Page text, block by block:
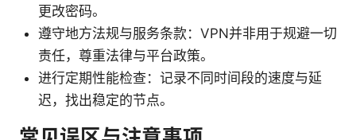
更改密码。
遵守地方法规与服务条款：VPN并非用于规避一切
责任，尊重法律与平台政策。
进行定期性能检查：记录不同时间段的速度与延
迟，找出稳定的节点。